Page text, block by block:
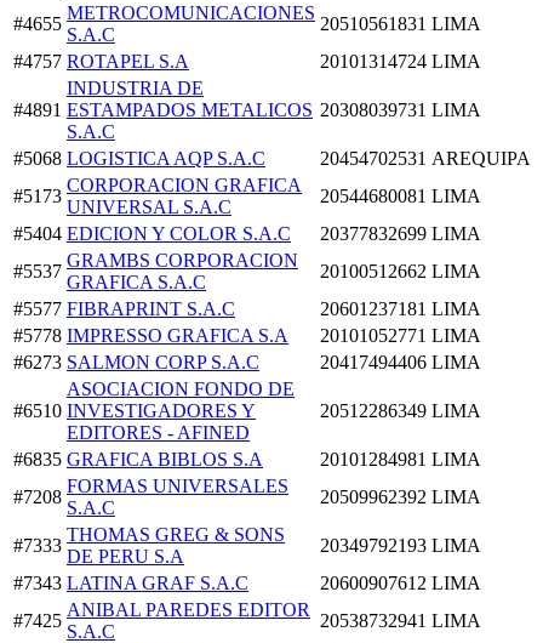
#4655
METROCOMUNICACIONES
S.A.C
20510561831 LIMA
#4757 ROTAPEL S.A 20101314724 LIMA
#4891
INDUSTRIA DE
ESTAMPADOS METALICOS
S.A.C
20308039731 LIMA
#5068 LOGISTICA AQP S.A.C 20454702531 AREQUIPA
#5173
CORPORACION GRAFICA
UNIVERSAL S.A.C
20544680081 LIMA
#5404 EDICION Y COLOR S.A.C 20377832699 LIMA
#5537
GRAMBS CORPORACION
GRAFICA S.A.C
20100512662 LIMA
#5577 FIBRAPRINT S.A.C 20601237181 LIMA
#5778 IMPRESSO GRAFICA S.A 20101052771 LIMA
#6273 SALMON CORP S.A.C 20417494406 LIMA
#6510
ASOCIACION FONDO DE
INVESTIGADORES Y
EDITORES - AFINED
20512286349 LIMA
#6835 GRAFICA BIBLOS S.A 20101284981 LIMA
#7208
FORMAS UNIVERSALES
S.A.C
20509962392 LIMA
#7333
THOMAS GREG & SONS
DE PERU S.A
20349792193 LIMA
#7343 LATINA GRAF S.A.C 20600907612 LIMA
#7425
ANIBAL PAREDES EDITOR
S.A.C
20538732941 LIMA